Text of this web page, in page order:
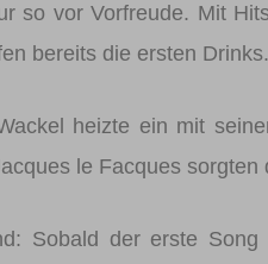
so vor Vorfreude. Mit
bereits die ersten Drinks.
heizte ein mit
le Facques
Sobald der erste